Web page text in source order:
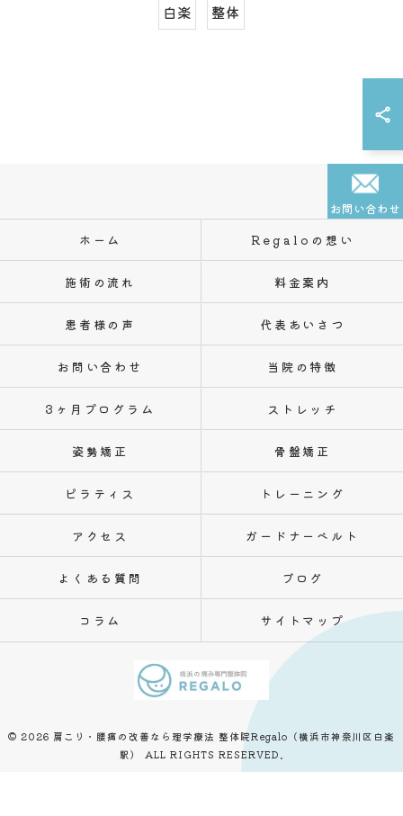
白楽 整体
お問い合わせ
ホーム
Regaloの想い
施術の流れ 料金案内
患者様の声 代表あいさつ
お問い合わせ 当院の特徴
3ヶ月プログラム ストレッチ
姿勢矯正 骨盤矯正
ピラティス トレーニング
アクセス ガードナーベルト
よくある質問 ブログ
コラム サイトマップ
© 2026 肩こり・腰痛の改善なら理学療法 整体院Regalo（横浜市神奈川区白楽
駅） ALL RIGHTS RESERVED.